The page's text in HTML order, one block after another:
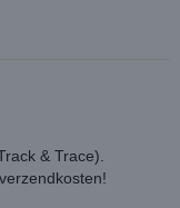
& Trace).